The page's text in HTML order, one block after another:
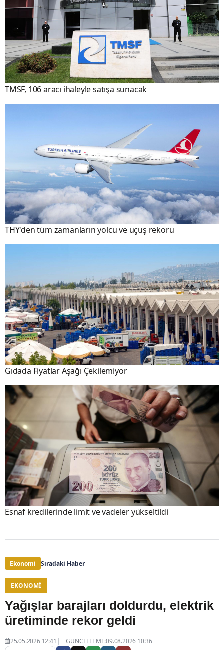
TMSF, 106 aracı ihaleyle satışa sunacak
THY'den tüm zamanların yolcu ve uçuş rekoru
Gıdada Fiyatlar Aşağı Çekilemiyor
Esnaf kredilerinde limit ve vadeler yükseltildi
Ekonomi Sıradaki Haber
EKONOMI
Yağışlar barajları doldurdu, elektrik
üretiminde rekor geldi
25.05.2026 12:41
GÜNCELLEME:09.08.2026 10:36